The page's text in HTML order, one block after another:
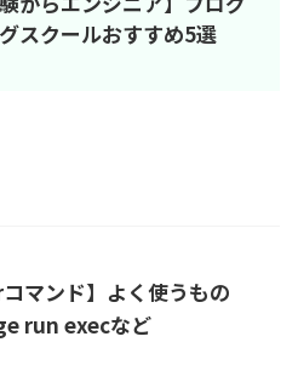
スクールおすすめ5選
コマンド】よく使うもの
run execなど